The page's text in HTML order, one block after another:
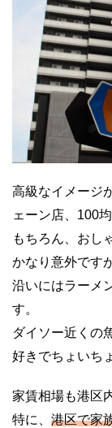
高級なイメージ
ェーン店、100
もちろん、おし
かなり意外です
沿いにはラーメ
す。
ダイソー近くの
好きでちょいち
家賃相場も港区
特に、 港区で家